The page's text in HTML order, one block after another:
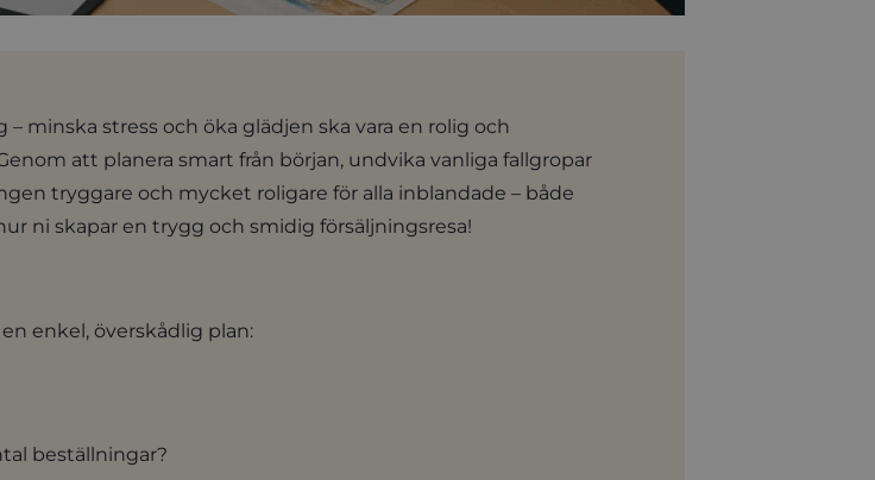
minska stress och öka glädjen ska vara en rolig och
att planera smart från början, undvika vanliga fallgropar
tryggare och mycket roligare för alla inblandade – både
ni skapar en trygg och smidig försäljningsresa!
enkel, överskådlig plan:
beställningar?